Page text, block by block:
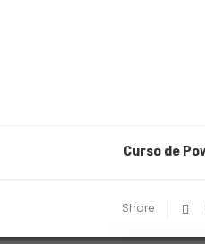
Curso de
Share